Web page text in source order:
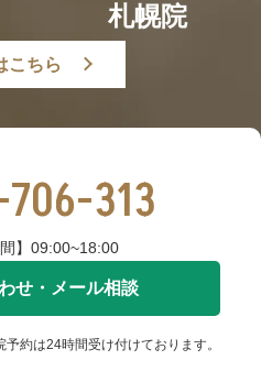
札幌院
こちら
313
間】09:00~18:00
せ・メール相談
約は24時間受け付けております。